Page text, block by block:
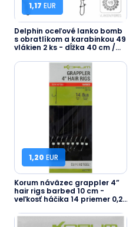
1,17 EUR
Delphin oceľové lanko bomb
s obratlíkom a karabinkou 49
vlákien 2 ks - dĺžka 40 cm /
1,20 EUR
Korum náväzec grappler 4”
hair rigs barbed 10 cm -
veľkosť háčika 14 priemer 0,23